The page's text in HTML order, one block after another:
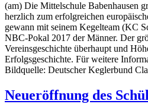
(am) Die Mittelschule Babenhausen
herzlich zum erfolgreichen
gewann mit seinem Kegelteam (KC
NBC-Pokal 2017 der Männer. Der
Vereinsgeschichte überhaupt und
Erfolgsgeschichte. Für weitere
Bildquelle: Deutscher Keglerbund
Neueröffnung des